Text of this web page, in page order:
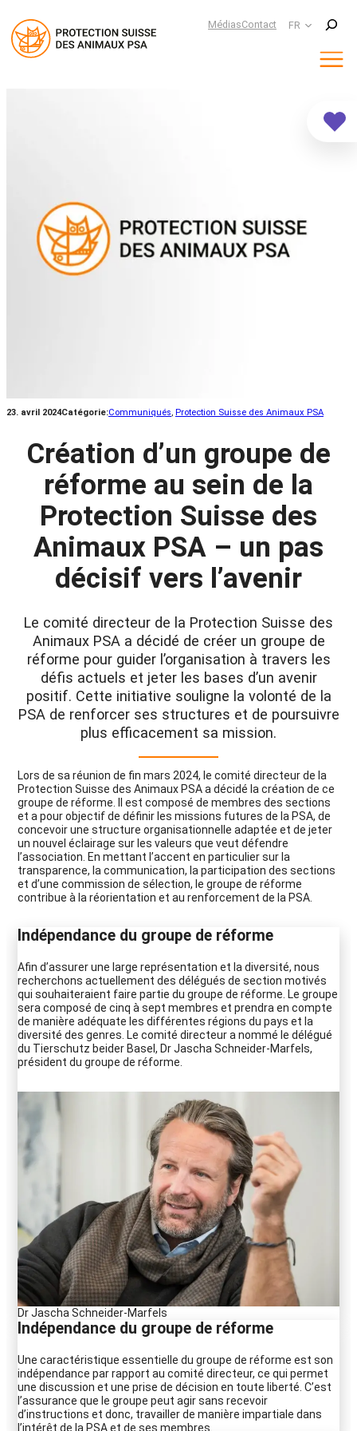
MédiasContact FR
Suchen
23. avril 2024Catégorie:Communiqués, Protection Suisse des Animaux PSA
Création d’un groupe de
réforme au sein de la
Protection Suisse des
Animaux PSA – un pas
décisif vers l’avenir
Le comité directeur de la Protection Suisse des
Animaux PSA a décidé de créer un groupe de
réforme pour guider l’organisation à travers les
défis actuels et jeter les bases d’un avenir
positif. Cette initiative souligne la volonté de la
PSA de renforcer ses structures et de poursuivre
plus efficacement sa mission.
Lors de sa réunion de fin mars 2024, le comité directeur de la
Protection Suisse des Animaux PSA a décidé la création de ce
groupe de réforme. Il est composé de membres des sections
et a pour objectif de définir les missions futures de la PSA, de
concevoir une structure organisationnelle adaptée et de jeter
un nouvel éclairage sur les valeurs que veut défendre
l’association. En mettant l’accent en particulier sur la
transparence, la communication, la participation des sections
et d’une commission de sélection, le groupe de réforme
contribue à la réorientation et au renforcement de la PSA.
Indépendance du groupe de réforme
Afin d’assurer une large représentation et la diversité, nous
recherchons actuellement des délégués de section motivés
qui souhaiteraient faire partie du groupe de réforme. Le groupe
sera composé de cinq à sept membres et prendra en compte
de manière adéquate les différentes régions du pays et la
diversité des genres. Le comité directeur a nommé le délégué
du Tierschutz beider Basel, Dr Jascha Schneider-Marfels,
président du groupe de réforme.
Dr Jascha Schneider-Marfels
Indépendance du groupe de réforme
Une caractéristique essentielle du groupe de réforme est son
indépendance par rapport au comité directeur, ce qui permet
une discussion et une prise de décision en toute liberté. C’est
l’assurance que le groupe peut agir sans recevoir
d’instructions et donc, travailler de manière impartiale dans
l’intérêt de la PSA et de ses membres.